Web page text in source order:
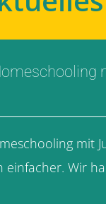
mit
einfacher. Wir